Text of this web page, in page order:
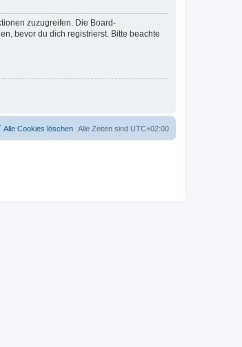
zuzugreifen. Die Board-
bevor du dich registrierst. Bitte beachte
Alle Zeiten sind UTC+02:00
Alle Cookies löschen